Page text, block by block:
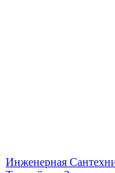
Инженерная